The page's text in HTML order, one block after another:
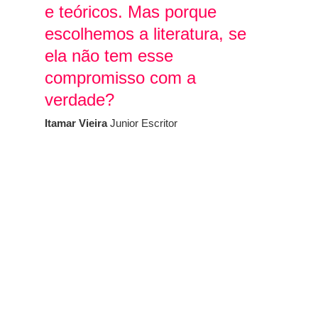
e teóricos. Mas porque
escolhemos a literatura, se
ela não tem esse
compromisso com a
verdade?
Itamar VieiraJunior Escritor